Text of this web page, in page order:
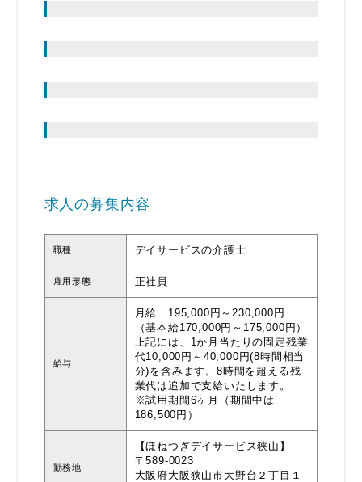
求人の募集内容
職種 デイサービスの介護士
雇用形態 正社員
給与
月給 195,000円～230,000円
（基本給170,000円～175,000円）
上記には、1か月当たりの固定残業
代10,000円～40,000円(8時間相当
分)を含みます。8時間を超える残
業代は追加で支給いたします。
※試用期間6ヶ月（期間中は
186,500円）
勤務地
【ほねつぎデイサービス狭山】
〒589-0023
大阪府大阪狭山市大野台２丁目１